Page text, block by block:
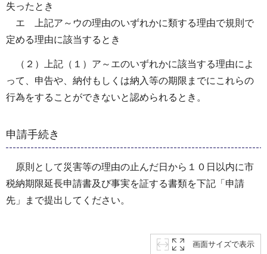
失ったとき
エ 上記ア～ウの理由のいずれかに類する理由で規則で
定める理由に該当するとき
（２）上記（１）ア～エのいずれかに該当する理由によ
って、申告や、納付もしくは納入等の期限までにこれらの
行為をすることができないと認められるとき。
申請手続き
原則として災害等の理由の止んだ日から１０日以内に市
税納期限延長申請書及び事実を証する書類を下記「申請
先」まで提出してください。
画面サイズで表示